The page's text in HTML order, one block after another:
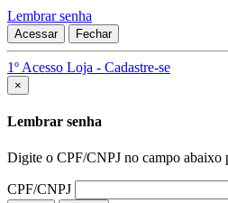
Lembrar senha
Acessar Fechar
1º Acesso Loja - Cadastre-se
×
Lembrar senha
Digite o CPF/CNPJ no campo abaixo
CPF/CNPJ